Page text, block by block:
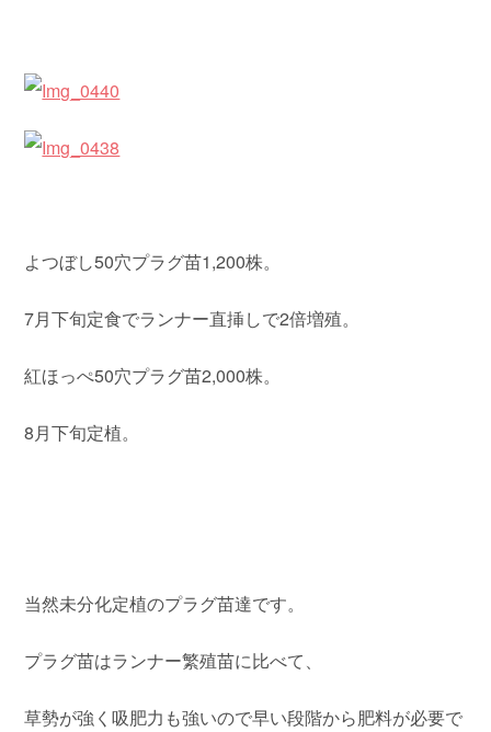
よつぼし50穴プラグ苗1,200株。
7月下旬定食でランナー直挿しで2倍増殖。
紅ほっぺ50穴プラグ苗2,000株。
8月下旬定植。
当然未分化定植のプラグ苗達です。
プラグ苗はランナー繁殖苗に比べて、
草勢が強く吸肥力も強いので早い段階から肥料が必要で